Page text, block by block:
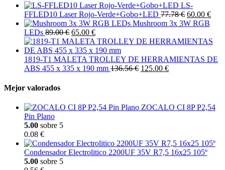
LS-
FFLED10 Laser Rojo-Verde+Gobo+LED 77.78 € 60.00 €
Mushroom 3x 3W RGB
LEDs 89.00 € 65.00 €
1819-T1 MALETA TROLLEY DE HERRAMIENTAS DE
ABS 455 x 335 x 190 mm 136.56 € 125.00 €
Mejor valorados
ZOCALO CI 8P P2,54
Pin Plano
5.00 sobre 5
0.08 €
Condensador Electrolitico 2200UF 35V R7,5 16x25 105º
5.00 sobre 5